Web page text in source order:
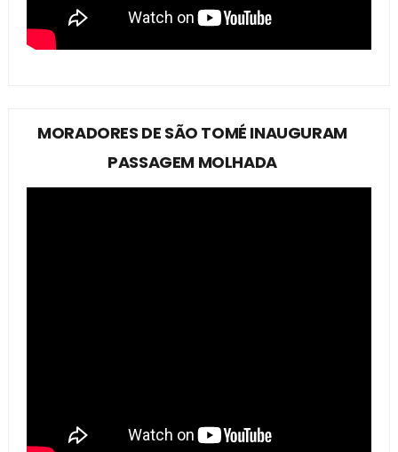
MORADORES DE SÃO TOMÉ INAUGURAM
PASSAGEM MOLHADA